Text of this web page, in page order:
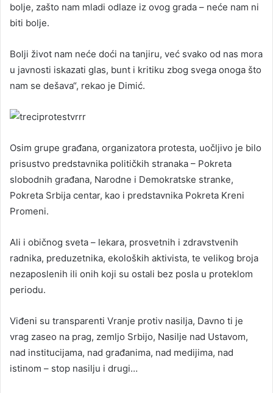
bolje, zašto nam mladi odlaze iz ovog grada – neće nam ni
biti bolje.
Bolji život nam neće doći na tanjiru, već svako od nas mora
u javnosti iskazati glas, bunt i kritiku zbog svega onoga što
nam se dešava“, rekao je Dimić.
Osim grupe građana, organizatora protesta, uočljivo je bilo
prisustvo predstavnika političkih stranaka – Pokreta
slobodnih građana, Narodne i Demokratske stranke,
Pokreta Srbija centar, kao i predstavnika Pokreta Kreni
Promeni.
Ali i običnog sveta – lekara, prosvetnih i zdravstvenih
radnika, preduzetnika, ekoloških aktivista, te velikog broja
nezaposlenih ili onih koji su ostali bez posla u proteklom
periodu.
Viđeni su transparenti Vranje protiv nasilja, Davno ti je
vrag zaseo na prag, zemljo Srbijo, Nasilje nad Ustavom,
nad institucijama, nad građanima, nad medijima, nad
istinom – stop nasilju i drugi…